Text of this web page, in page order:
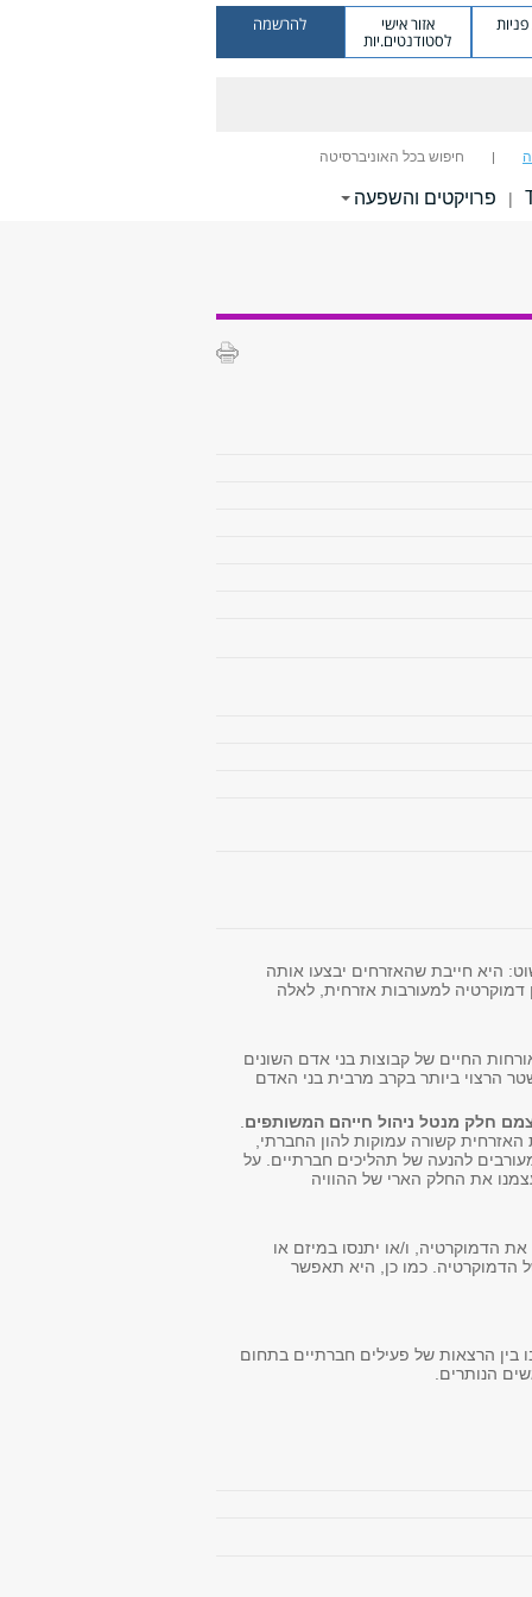
אזור אישי
לסטודנטים.יות
להרשמה
חיפוש בכל האוניברסיטה
| פרויקטים והשפעה
היא חייבת שהאזרחים יבצעו אותה
למעורבות אזרחית, לאלה
החיים של קבוצות בני אדם השונים
הרצוי ביותר בקרב מרבית בני האדם
חלק מנטל ניהול חייהם המשותפים
קשורה עמוקות להון החברתי,
להנעה של תהליכים חברתיים. על
את החלק הארי של ההוויה
במסגרת ארגונים המקדמים את הדמוקרטיה, ו/או יתנסו במיזם או
הדמוקרטיה. כמו כן, היא תאפשר
במשך 8 מפגשים של הרצאות בכיתה. 2 מפגשים נוספים ישלבו בין הרצאות של פעילים חברתיים בתחום
הנותרים.